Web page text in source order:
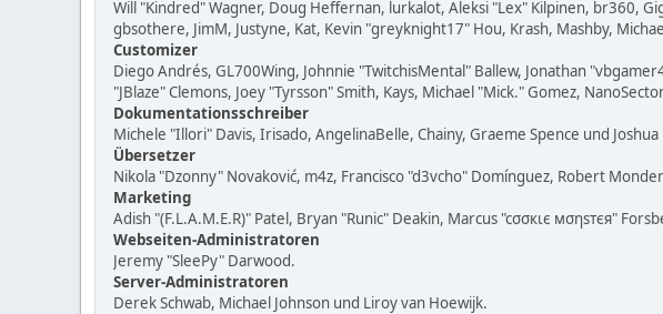
Will "Kindred" Wagner, Doug Heffernan, lurkalot, Aleksi "Lex" Kilpinen, br360,
gbsothere, JimM, Justyne, Kat, Kevin "greyknight17" Hou, Krash, Mashby,
Customizer
Diego Andrés, GL700Wing, Johnnie "TwitchisMental" Ballew, Jonathan
"JBlaze" Clemons, Joey "Tyrsson" Smith, Kays, Michael "Mick." Gomez,
Dokumentationsschreiber
Michele "Illori" Davis, Irisado, AngelinaBelle, Chainy, Graeme Spence und
Übersetzer
Nikola "Dzonny" Novaković, m4z, Francisco "d3vcho" Domínguez, Robert
Marketing
Adish "(F.L.A.M.E.R)" Patel, Bryan "Runic" Deakin, Marcus "cσσкιє мσηѕтєя"
Webseiten-Administratoren
Jeremy "SleePy" Darwood.
Server-Administratoren
Derek Schwab, Michael Johnson und Liroy van Hoewijk.